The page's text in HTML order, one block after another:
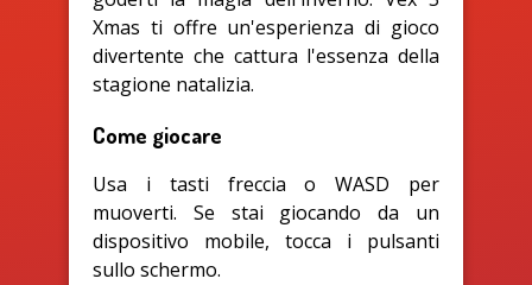
Xmas ti offre un'esperienza di gioco
divertente che cattura l'essenza della
stagione natalizia.
Come giocare
Usa i tasti freccia o WASD per
muoverti. Se stai giocando da un
dispositivo mobile, tocca i pulsanti
sullo schermo.